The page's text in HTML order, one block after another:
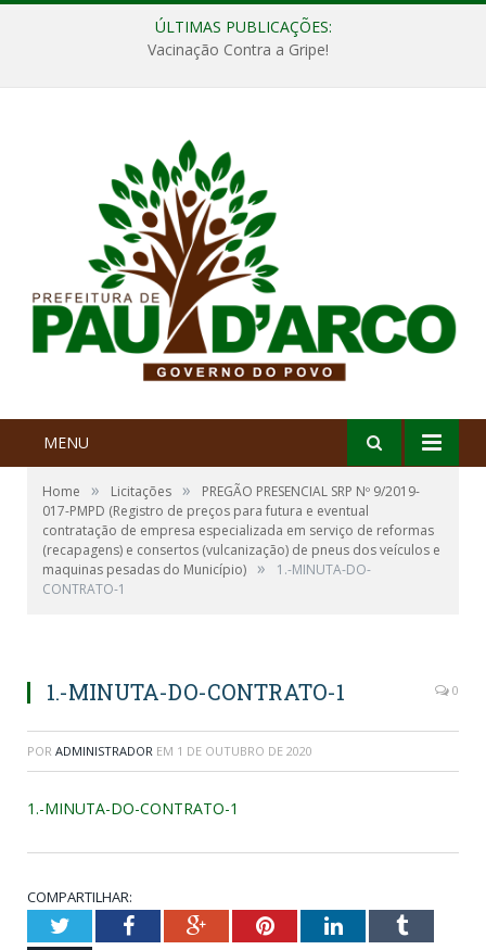
ÚLTIMAS PUBLICAÇÕES:
Vacinação Contra a Gripe!
MENU
Home » Licitações »
PREGÃO PRESENCIAL SRP Nº 9/2019-
017-PMPD (Registro de preços para futura e eventual
contratação de empresa especializada em serviço de reformas
(recapagens) e consertos (vulcanização) de pneus dos veículos e
maquinas pesadas do Município) »
1.-MINUTA-DO-
CONTRATO-1
1.-MINUTA-DO-CONTRATO-1 0
POR ADMINISTRADOR EM 1 DE OUTUBRO DE 2020
1.-MINUTA-DO-CONTRATO-1
COMPARTILHAR:
TwitterFacebookGoogle+PinterestLinkedInTumblr